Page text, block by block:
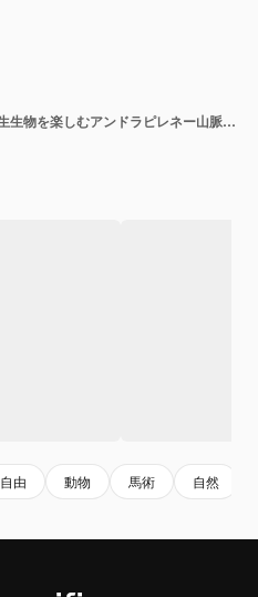
セレクティブフォーカス-野生生物を楽しむアンドラピレネー山脈の野生馬の群れのリーダー
自由 動物 馬術 自然